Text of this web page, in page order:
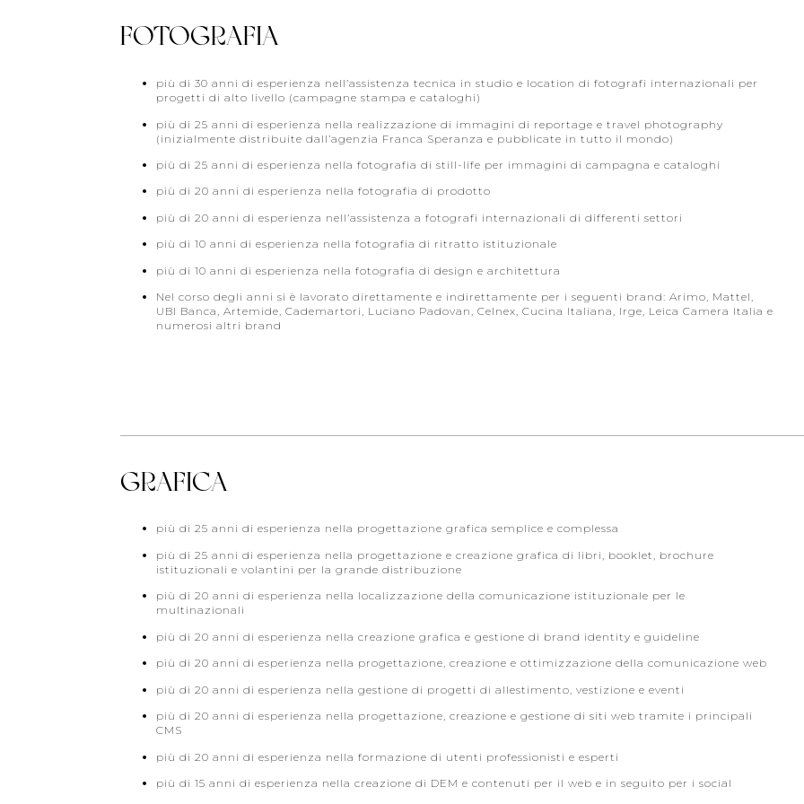
FOTOGRAFIA
più di 30 anni di esperienza nell’assistenza tecnica in studio e location di fotografi internazionali per
progetti di alto livello (campagne stampa e cataloghi)
più di 25 anni di esperienza nella realizzazione di immagini di reportage e travel photography
(inizialmente distribuite dall’agenzia Franca Speranza e pubblicate in tutto il mondo)
più di 25 anni di esperienza nella fotografia di still-life per immagini di campagna e cataloghi
più di 20 anni di esperienza nella fotografia di prodotto
più di 20 anni di esperienza nell’assistenza a fotografi internazionali di differenti settori
più di 10 anni di esperienza nella fotografia di ritratto istituzionale
più di 10 anni di esperienza nella fotografia di design e architettura
Nel corso degli anni si è lavorato direttamente e indirettamente per i seguenti brand: Arimo, Mattel,
UBI Banca, Artemide, Cademartori, Luciano Padovan, Celnex, Cucina Italiana, Irge, Leica Camera Italia e
numerosi altri brand
GRAFICA
più di 25 anni di esperienza nella progettazione grafica semplice e complessa
più di 25 anni di esperienza nella progettazione e creazione grafica di libri, booklet, brochure
istituzionali e volantini per la grande distribuzione
più di 20 anni di esperienza nella localizzazione della comunicazione istituzionale per le
multinazionali
più di 20 anni di esperienza nella creazione grafica e gestione di brand identity e guideline
più di 20 anni di esperienza nella progettazione, creazione e ottimizzazione della comunicazione web
più di 20 anni di esperienza nella gestione di progetti di allestimento, vestizione e eventi
più di 20 anni di esperienza nella progettazione, creazione e gestione di siti web tramite i principali
CMS
più di 20 anni di esperienza nella formazione di utenti professionisti e esperti
più di 15 anni di esperienza nella creazione di DEM e contenuti per il web e in seguito per i social